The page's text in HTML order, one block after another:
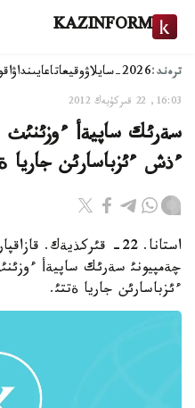
KAZINFORM
ترەند:2026-سايلاۋ وقيعاتاعايىنداۋ
16:03, 22 قىركۇيەك 2012
سةرئك ساپيةأ ءوزئنئث
ءذش ءئزباسارئن جاريا
استانا. 22- قئركذيةك.
چةمپيونئ سةرئك ساپيةأ
ءئزباسارئن جاريا ةتتئ.